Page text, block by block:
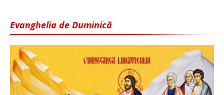
Evanghelia de Duminică